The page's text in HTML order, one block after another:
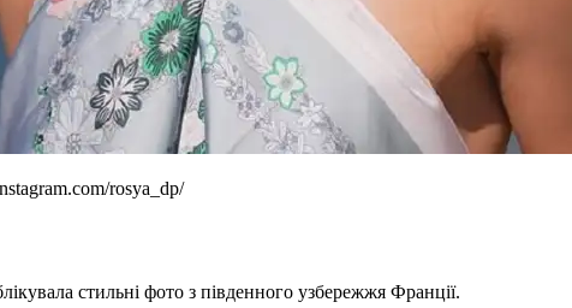
rosya_dp/
стильні фото з південного узбережжя Франції.